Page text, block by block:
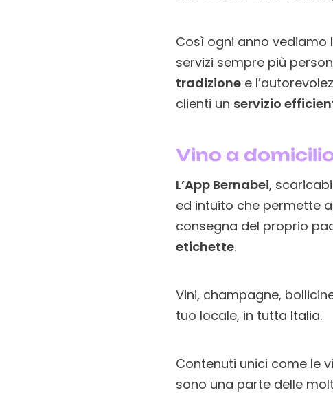
Così ogni anno vediamo
servizi sempre più
tradizione e
clienti un servizio
Vino a
L’App Bernabei,
ed intuito che permette
consegna del proprio
etichette.
Vini, champagne,
tuo locale, in tutta Italia.
Contenuti unici come le
sono una parte delle